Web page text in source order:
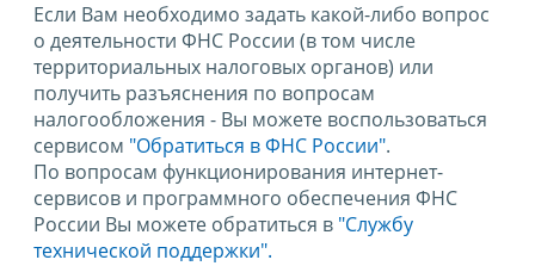
Если Вам необходимо задать какой-либо вопрос
о деятельности ФНС России (в том числе
территориальных налоговых органов) или
получить разъяснения по вопросам
налогообложения - Вы можете воспользоваться
сервисом "Обратиться в ФНС России".
По вопросам функционирования интернет-
сервисов и программного обеспечения ФНС
России Вы можете обратиться в "Службу
технической поддержки".